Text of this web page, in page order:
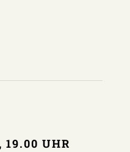
19.00 UHR